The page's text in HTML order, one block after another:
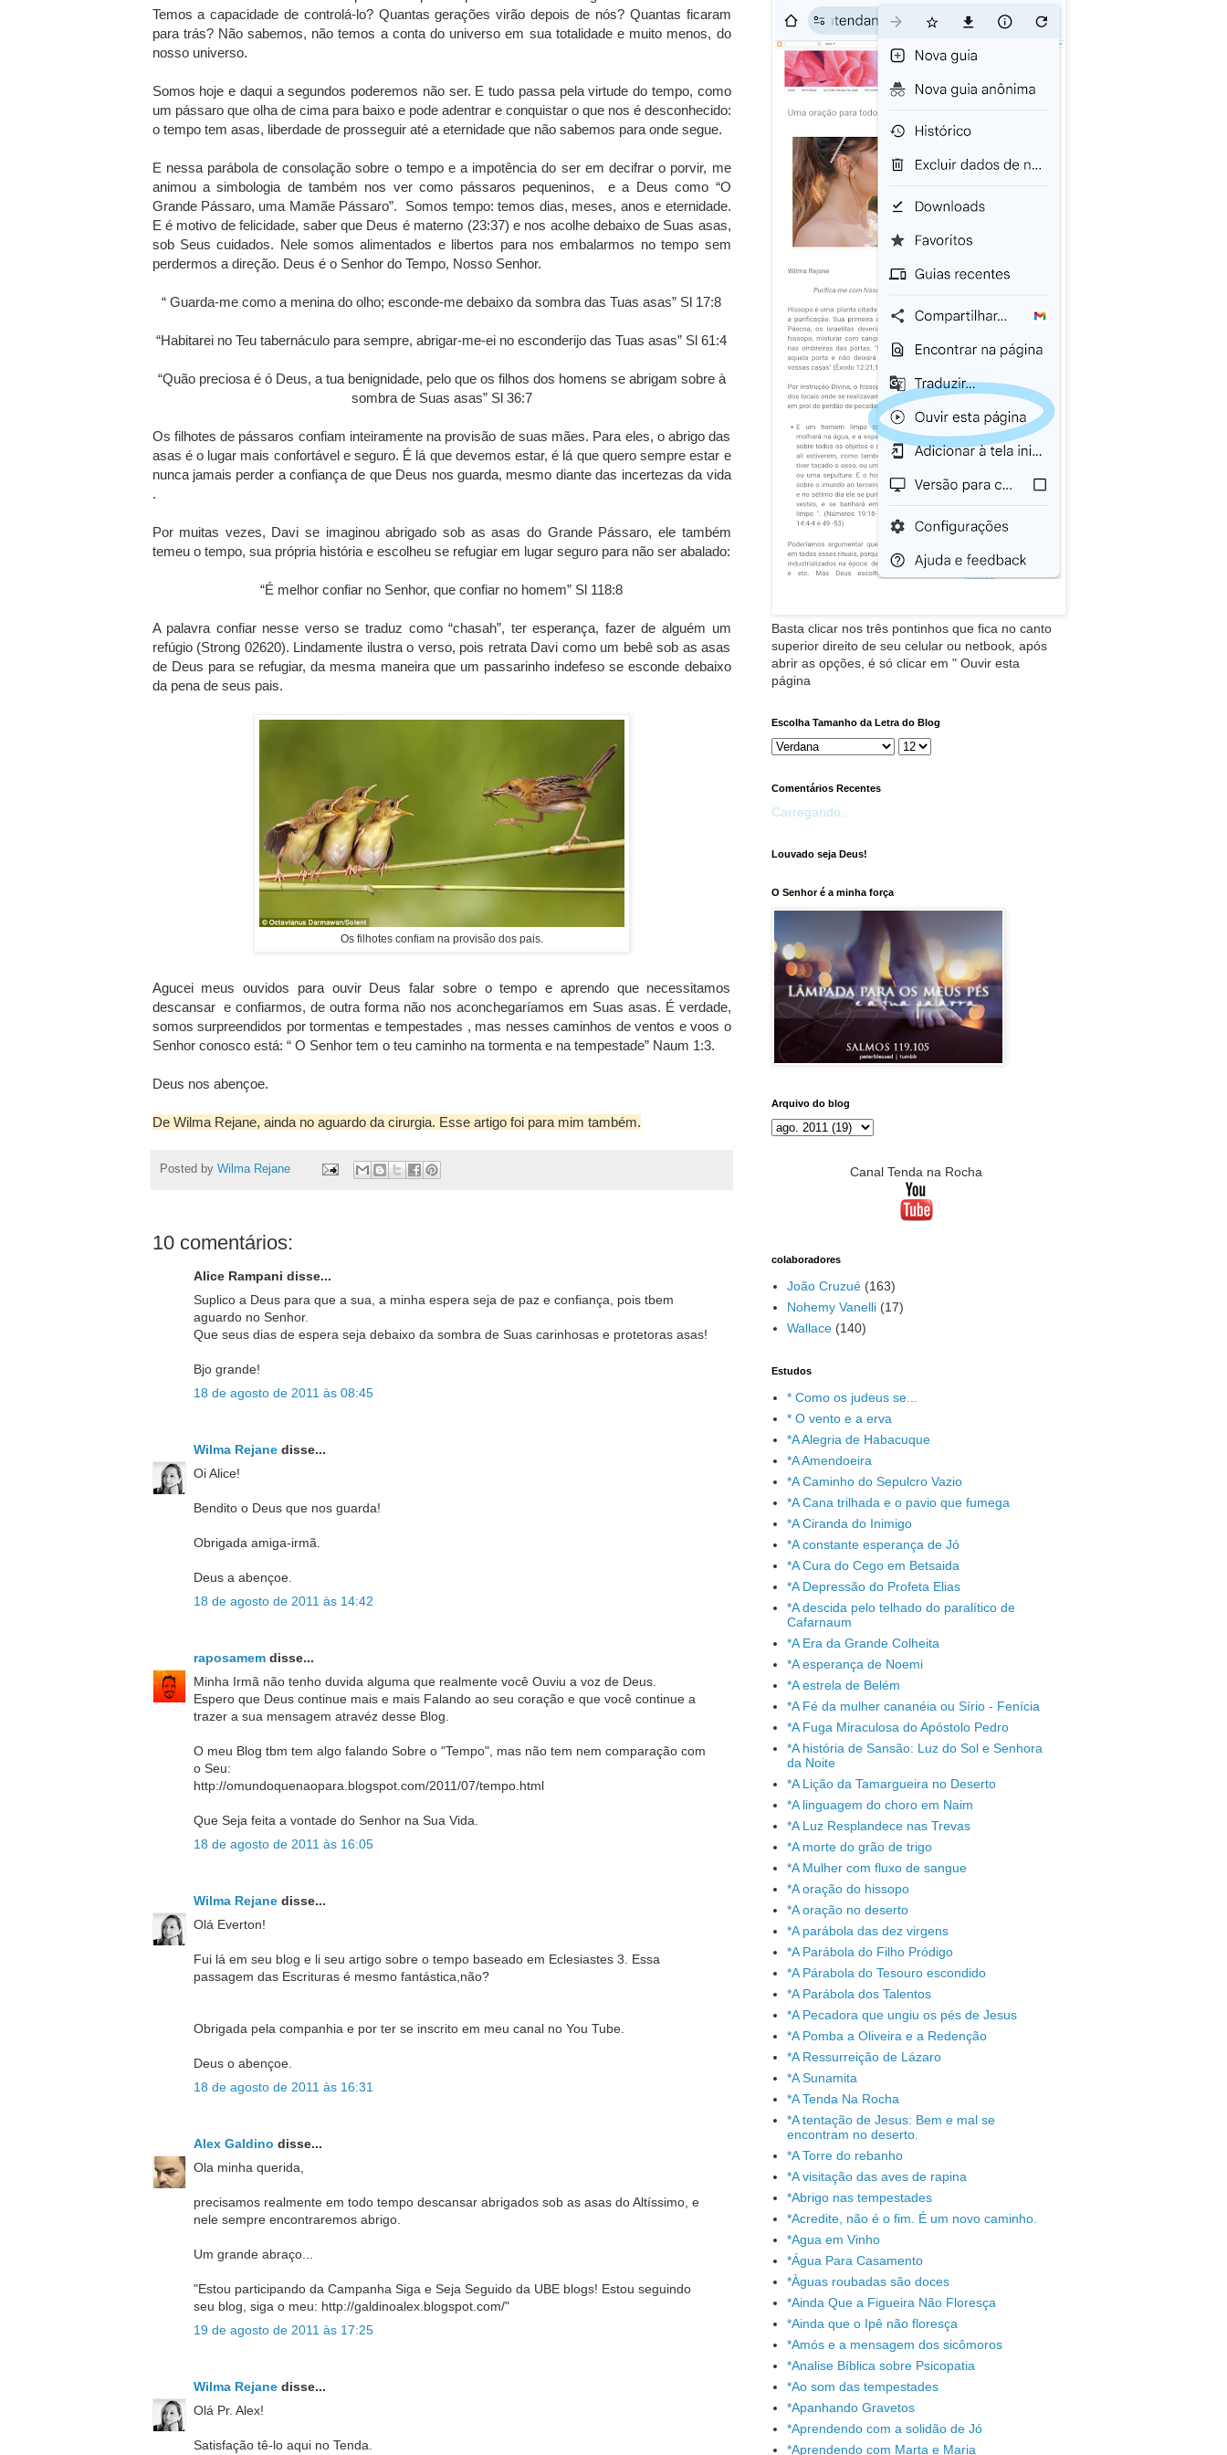
Temos a capacidade de controlá-lo? Quantas gerações virão depois de nós? Quantas ficaram
para trás? Não sabemos, não temos a conta do universo em sua totalidade e muito menos, do
nosso universo.
Somos hoje e daqui a segundos poderemos não ser. E tudo passa pela virtude do tempo, como
um pássaro que olha de cima para baixo e pode adentrar e conquistar o que nos é desconhecido:
o tempo tem asas, liberdade de prosseguir até a eternidade que não sabemos para onde segue.
E nessa parábola de consolação sobre o tempo e a impotência do ser em decifrar o porvir, me
animou a simbologia de também nos ver como pássaros pequeninos, e a Deus como “O
Grande Pássaro, uma Mamãe Pássaro”. Somos tempo: temos dias, meses, anos e eternidade.
E é motivo de felicidade, saber que Deus é materno (23:37) e nos acolhe debaixo de Suas asas,
sob Seus cuidados. Nele somos alimentados e libertos para nos embalarmos no tempo sem
perdermos a direção. Deus é o Senhor do Tempo, Nosso Senhor.
“ Guarda-me como a menina do olho; esconde-me debaixo da sombra das Tuas asas” Sl 17:8
“Habitarei no Teu tabernáculo para sempre, abrigar-me-ei no esconderijo das Tuas asas” Sl 61:4
“Quão preciosa é ó Deus, a tua benignidade, pelo que os filhos dos homens se abrigam sobre à
sombra de Suas asas” Sl 36:7
Os filhotes de pássaros confiam inteiramente na provisão de suas mães. Para eles, o abrigo das
asas é o lugar mais confortável e seguro. É lá que devemos estar, é lá que quero sempre estar e
nunca jamais perder a confiança de que Deus nos guarda, mesmo diante das incertezas da vida
.
Por muitas vezes, Davi se imaginou abrigado sob as asas do Grande Pássaro, ele também
temeu o tempo, sua própria história e escolheu se refugiar em lugar seguro para não ser abalado:
“É melhor confiar no Senhor, que confiar no homem” Sl 118:8
A palavra confiar nesse verso se traduz como “chasah”, ter esperança, fazer de alguém um
refúgio (Strong 02620). Lindamente ilustra o verso, pois retrata Davi como um bebê sob as asas
de Deus para se refugiar, da mesma maneira que um passarinho indefeso se esconde debaixo
da pena de seus pais.
Os filhotes confiam na provisão dos pais.
Agucei meus ouvidos para ouvir Deus falar sobre o tempo e aprendo que necessitamos
descansar e confiarmos, de outra forma não nos aconchegaríamos em Suas asas. É verdade,
somos surpreendidos por tormentas e tempestades , mas nesses caminhos de ventos e voos o
Senhor conosco está: “ O Senhor tem o teu caminho na tormenta e na tempestade” Naum 1:3.
Deus nos abençoe.
De Wilma Rejane, ainda no aguardo da cirurgia. Esse artigo foi para mim também.
Posted by Wilma Rejane
10 comentários:
Alice Rampani disse...
Suplico a Deus para que a sua, a minha espera seja de paz e confiança, pois tbem
aguardo no Senhor.
Que seus dias de espera seja debaixo da sombra de Suas carinhosas e protetoras asas!
Bjo grande!
18 de agosto de 2011 às 08:45
Wilma Rejanedisse...
Oi Alice!
Bendito o Deus que nos guarda!
Obrigada amiga-irmã.
Deus a abençoe.
18 de agosto de 2011 às 14:42
raposamemdisse...
Minha Irmã não tenho duvida alguma que realmente você Ouviu a voz de Deus.
Espero que Deus continue mais e mais Falando ao seu coração e que você continue a
trazer a sua mensagem atravéz desse Blog.
O meu Blog tbm tem algo falando Sobre o "Tempo", mas não tem nem comparação com
o Seu:
http://omundoquenaopara.blogspot.com/2011/07/tempo.html
Que Seja feita a vontade do Senhor na Sua Vida.
18 de agosto de 2011 às 16:05
Wilma Rejanedisse...
Olá Everton!
Fui lá em seu blog e li seu artigo sobre o tempo baseado em Eclesiastes 3. Essa
passagem das Escrituras é mesmo fantástica,não?
Obrigada pela companhia e por ter se inscrito em meu canal no You Tube.
Deus o abençoe.
18 de agosto de 2011 às 16:31
Alex Galdino disse...
Ola minha querida,
precisamos realmente em todo tempo descansar abrigados sob as asas do Altíssimo, e
nele sempre encontraremos abrigo.
Um grande abraço...
"Estou participando da Campanha Siga e Seja Seguido da UBE blogs! Estou seguindo
seu blog, siga o meu: http://galdinoalex.blogspot.com/"
19 de agosto de 2011 às 17:25
Wilma Rejanedisse...
Olá Pr. Alex!
Satisfação tê-lo aqui no Tenda.
Basta clicar nos três pontinhos que fica no canto
superior direito de seu celular ou netbook, após
abrir as opções, é só clicar em " Ouvir esta
página
Escolha Tamanho da Letra do Blog
Comentários Recentes
Carregando...
Louvado seja Deus!
O Senhor é a minha força
Arquivo do blog
Canal Tenda na Rocha
colaboradores
João Cruzué (163)
Nohemy Vanelli (17)
Wallace (140)
Estudos
* Como os judeus se...
* O vento e a erva
*A Alegria de Habacuque
*A Amendoeira
*A Caminho do Sepulcro Vazio
*A Cana trilhada e o pavio que fumega
*A Ciranda do Inimigo
*A constante esperança de Jó
*A Cura do Cego em Betsaida
*A Depressão do Profeta Elias
*A descida pelo telhado do paralítico de
Cafarnaum
*A Era da Grande Colheita
*A esperança de Noemi
*A estrela de Belém
*A Fé da mulher cananéia ou Sírio - Fenícia
*A Fuga Miraculosa do Apóstolo Pedro
*A história de Sansão: Luz do Sol e Senhora
da Noite
*A Lição da Tamargueira no Deserto
*A linguagem do choro em Naim
*A Luz Resplandece nas Trevas
*A morte do grão de trigo
*A Mulher com fluxo de sangue
*A oração do hissopo
*A oração no deserto
*A parábola das dez virgens
*A Parábola do Filho Pródigo
*A Párabola do Tesouro escondido
*A Parábola dos Talentos
*A Pecadora que ungiu os pés de Jesus
*A Pomba a Oliveira e a Redenção
*A Ressurreição de Lázaro
*A Sunamita
*A Tenda Na Rocha
*A tentação de Jesus: Bem e mal se
encontram no deserto.
*A Torre do rebanho
*A visitação das aves de rapina
*Abrigo nas tempestades
*Acredite, não é o fim. É um novo caminho.
*Agua em Vinho
*Água Para Casamento
*Àguas roubadas são doces
*Ainda Que a Figueira Não Floresça
*Ainda que o Ipê não floresça
*Amós e a mensagem dos sicômoros
*Analise Bíblica sobre Psicopatia
*Ao som das tempestades
*Apanhando Gravetos
*Aprendendo com a solidão de Jó
*Aprendendo com Marta e Maria